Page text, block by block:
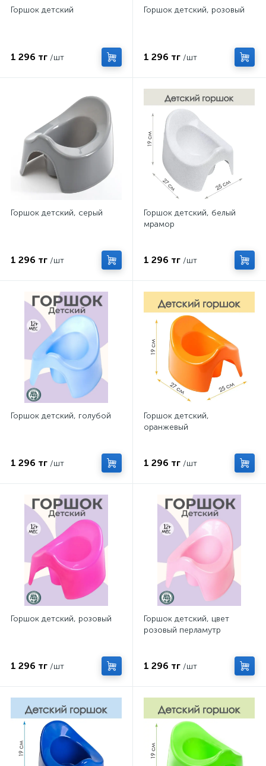
Горшок детский
1 296 тг /шт
Горшок детский, розовый
1 296 тг /шт
Горшок детский, серый
1 296 тг /шт
Горшок детский, белый
мрамор
1 296 тг /шт
Горшок детский, голубой
1 296 тг /шт
Горшок детский,
оранжевый
1 296 тг /шт
Горшок детский, розовый
1 296 тг /шт
Горшок детский, цвет
розовый перламутр
1 296 тг /шт